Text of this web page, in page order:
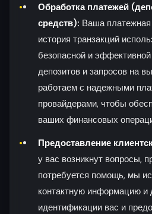
Обработка платежей
средств): Ваша
история транзакций
безопасной и
депозитов и запросов на
работаем с надежными
провайдерами, чтобы
ваших финансовых
Предоставление
у вас возникнут вопросы,
потребуется помощь, мы
контактную информацию и
идентификации вас и